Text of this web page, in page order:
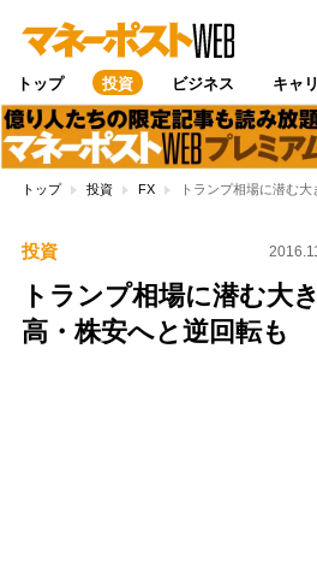
トップ 投資 ビジネス キャ
トップ 投資 FX トランプ相場に潜む
投資
トランプ相場に潜む大
高・株安へと逆回転も